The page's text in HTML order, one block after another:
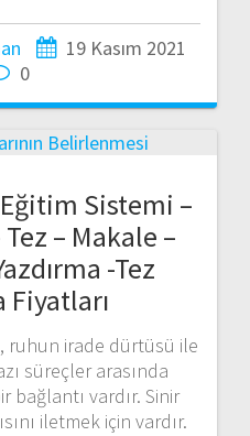
19 Kasım 2021
0
Eğitim Sistemi –
– Makale –
-Tez
Fiyatları
ruhun irade dürtüsü ile
süreçler arasında
bağlantı vardır. Sinir
iletmek için vardır.